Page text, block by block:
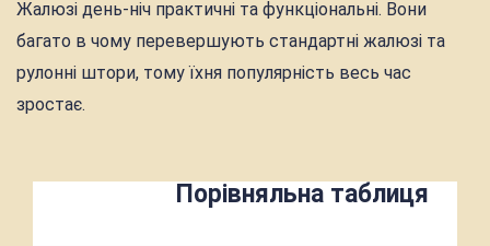
Жалюзі день-ніч практичні та функціональні. Вони
багато в чому перевершують стандартні жалюзі та
рулонні штори, тому їхня популярність весь час
зростає.
Порівняльна таблиця